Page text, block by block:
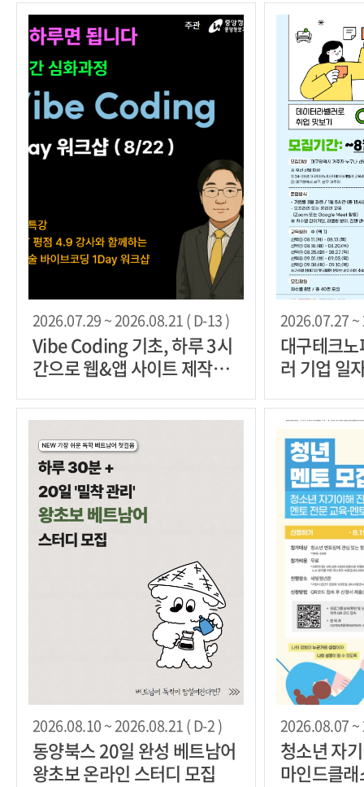
2026.07.29 ~ 2026.08.21 ( D-13 )
Vibe Coding 기초, 하루 3시
간으로 웹&앱 사이트 제작방
2026.07.27 ~
대구테크
러 기업 일
2026.08.10 ~ 2026.08.21 ( D-2 )
동양북스 20일 완성 베트남어
왕초보 온라인 스터디 모집
2026.08.07 ~
청소년 자
마인드클